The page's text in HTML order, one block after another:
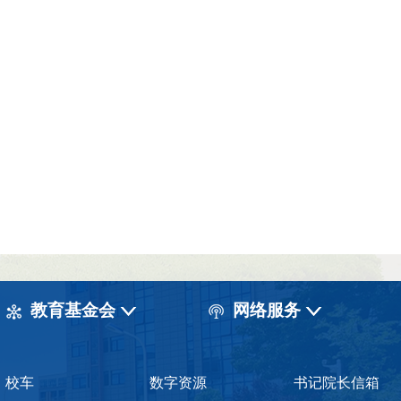
教育基金会 网络服务
校车 数字资源 书记院长信箱